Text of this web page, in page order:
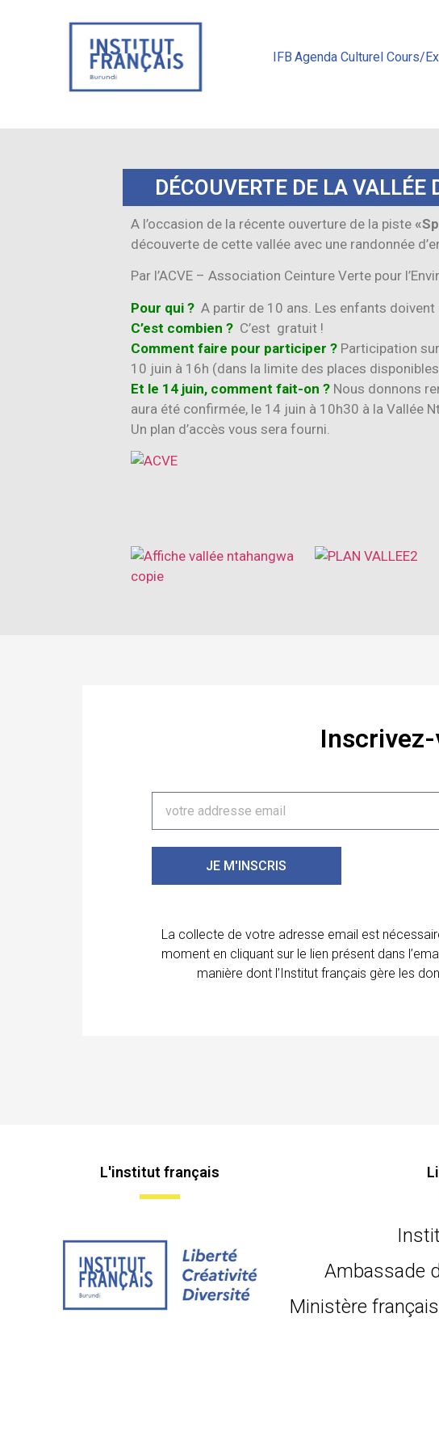
IFB Agenda Culturel Cours/
DÉCOUVERTE DE LA
A l’occasion de la récente ouverture de la piste
découverte de cette vallée avec une randonnée
Par l’ACVE – Association Ceinture Verte pour
Pour qui ? A partir de 10 ans. Les enfants
C’est combien ? C’est gratuit !
Comment faire pour participer ? Participation
10 juin à 16h (dans la limite des places
Et le 14 juin, comment fait-on ? Nous donnons
aura été confirmée, le 14 juin à 10h30 à la Vallée
Un plan d’accès vous sera fourni.
JE M'INSCRIS
La collecte de votre adresse email est
moment en cliquant sur le lien présent dans
manière dont l’Institut français gère les
L'institut français
Ambassade
Ministère